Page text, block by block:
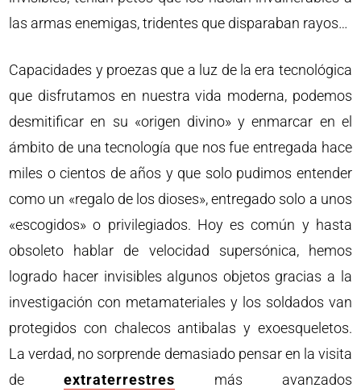
las armas enemigas, tridentes que disparaban rayos…
Capacidades y proezas que a luz de la era tecnológica
que disfrutamos en nuestra vida moderna, podemos
desmitificar en su «origen divino» y enmarcar en el
ámbito de una tecnología que nos fue entregada hace
miles o cientos de años y que solo pudimos entender
como un «regalo de los dioses», entregado solo a unos
«escogidos» o privilegiados. Hoy es común y hasta
obsoleto hablar de velocidad supersónica, hemos
logrado hacer invisibles algunos objetos gracias a la
investigación con metamateriales y los soldados van
protegidos con chalecos antibalas y exoesqueletos.
La verdad, no sorprende demasiado pensar en la visita
deextraterrestres más avanzados